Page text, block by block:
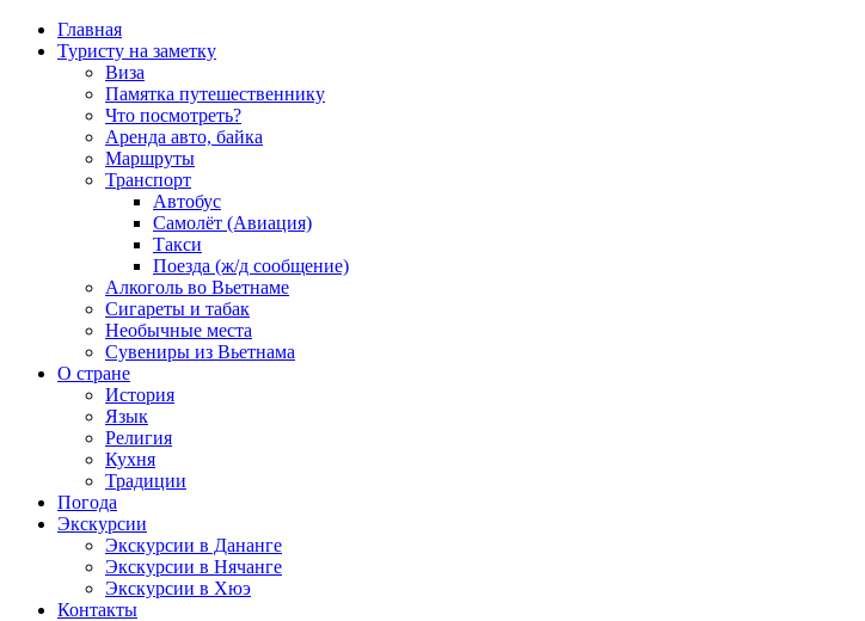
Главная
Туристу на заметку
Виза
Памятка путешественнику
Что посмотреть?
Аренда авто, байка
Маршруты
Транспорт
Автобус
Самолёт (Авиация)
Такси
Поезда (ж/д сообщение)
Алкоголь во Вьетнаме
Сигареты и табак
Необычные места
Сувениры из Вьетнама
О стране
История
Язык
Религия
Кухня
Традиции
Погода
Экскурсии
Экскурсии в Дананге
Экскурсии в Нячанге
Экскурсии в Хюэ
Контакты